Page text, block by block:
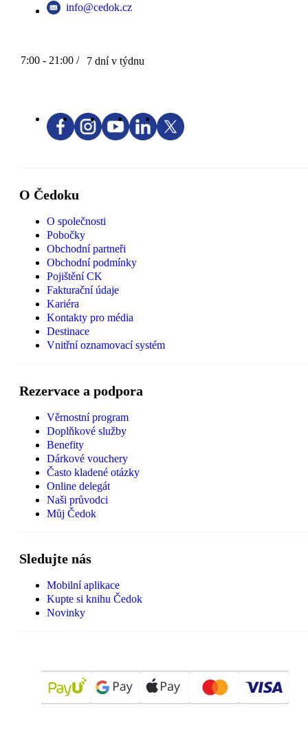
info@cedok.cz
7:00 - 21:00 / 7 dní v týdnu
O Čedoku
O společnosti
Pobočky
Obchodní partneři
Obchodní podmínky
Pojištění CK
Fakturační údaje
Kariéra
Kontakty pro média
Destinace
Vnitřní oznamovací systém
Rezervace a podpora
Věrnostní program
Doplňkové služby
Benefity
Dárkové vouchery
Často kladené otázky
Online delegát
Naši průvodci
Můj Čedok
Sledujte nás
Mobilní aplikace
Kupte si knihu Čedok
Novinky